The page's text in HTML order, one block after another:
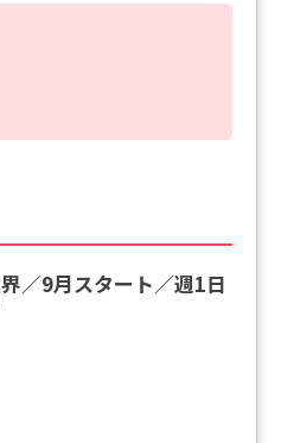
／9月スタート／週1日